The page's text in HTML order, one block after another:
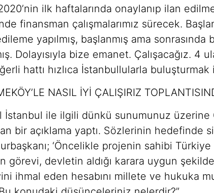
2020’nin ilk haftalarında onaylanıp ilan
finansman çalışmalarımız sürecek.
yapılmış, başlanmış ama
Dolayısıyla bize emanet. Çalışacağız. 4
hattı hızlıca İstanbullularla buluşturmak
NASIL İYİ ÇALIŞIRIZ
İstanbul ile ilgili dünkü sunumunuz üzerine
bir açıklama yaptı. Sözlerinin hedefinde
‘Öncelikle projenin sahibi Türkiye
görevi, devletin aldığı karara uygun
ihmal eden hesabını millete ve hukuka